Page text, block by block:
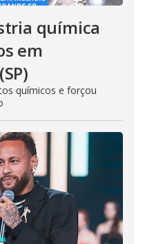
química
em
químicos e forçou